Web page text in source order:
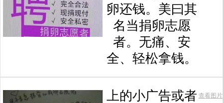
卵还钱。美曰其
名当捐卵志愿
者。无痛、安
全、轻松拿钱。
上的小广告或者 查看图片